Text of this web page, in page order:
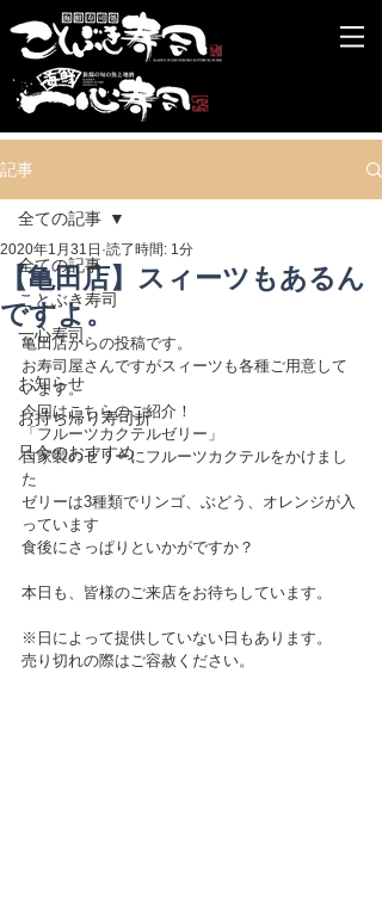
記事
全ての記事
ことぶき寿司
一心寿司
お知らせ
お持ち帰り寿司折
只今のおすすめ
全ての記事
【亀田店】スィーツもあるん
ですよ。
2020年1月31日 読了時間: 1分
亀田店からの投稿です。
お寿司屋さんですがスィーツも各種ご用意して
います。
今回はこちらのご紹介！
「フルーツカクテルゼリー」
自家製のゼリーにフルーツカクテルをかけまし
た
ゼリーは3種類でリンゴ、ぶどう、オレンジが入
っています
食後にさっぱりといかがですか？
本日も、皆様のご来店をお待ちしています。
※日によって提供していない日もあります。
売り切れの際はご容赦ください。